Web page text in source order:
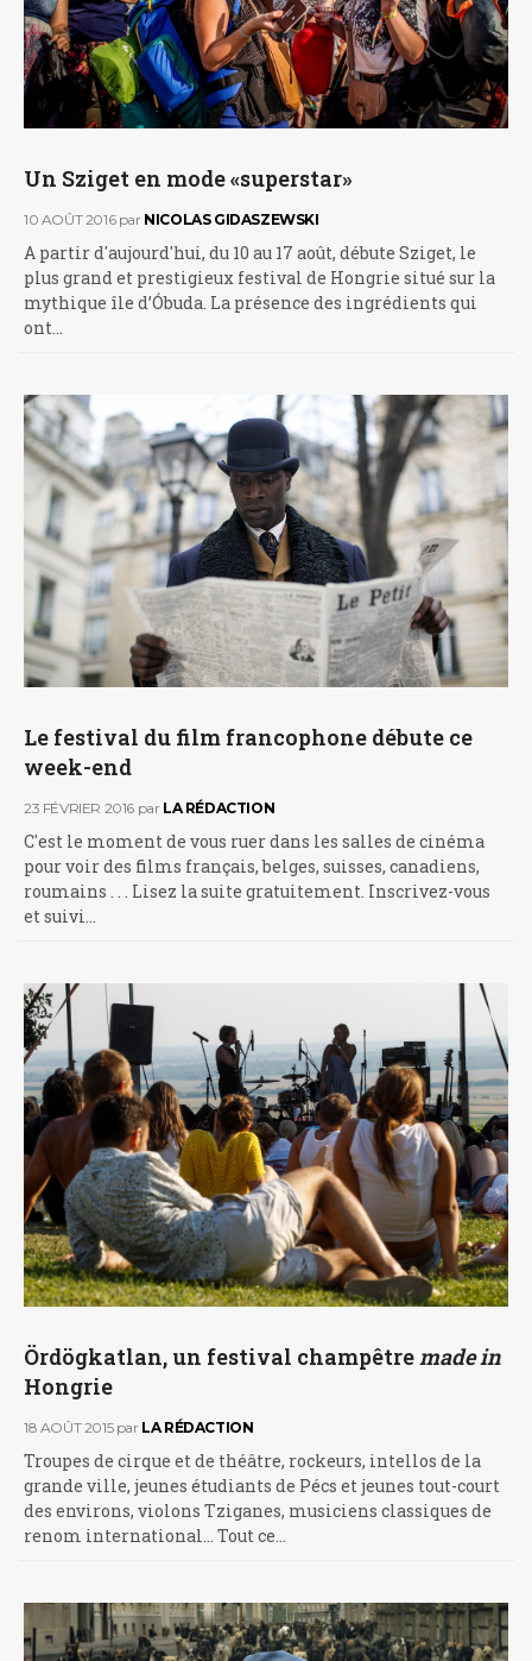
Un Sziget en mode «superstar»
10 AOÛT 2016 par NICOLAS GIDASZEWSKI
A partir d'aujourd'hui, du 10 au 17 août, débute Sziget, le
plus grand et prestigieux festival de Hongrie situé sur la
mythique île d’Óbuda. La présence des ingrédients qui
ont…
Le festival du film francophone débute ce
week-end
23 FÉVRIER 2016 par LA RÉDACTION
C'est le moment de vous ruer dans les salles de cinéma
pour voir des films français, belges, suisses, canadiens,
roumains . . . Lisez la suite gratuitement. Inscrivez-vous
et suivi…
Ördögkatlan, un festival champêtre made in
Hongrie
18 AOÛT 2015 par LA RÉDACTION
Troupes de cirque et de théâtre, rockeurs, intellos de la
grande ville, jeunes étudiants de Pécs et jeunes tout-court
des environs, violons Tziganes, musiciens classiques de
renom international... Tout ce…